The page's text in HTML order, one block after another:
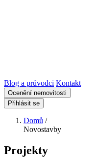
Blog a průvodci Kontakt
Ocenění nemovitosti
Přihlásit se
Domů /
Novostavby
Projekty